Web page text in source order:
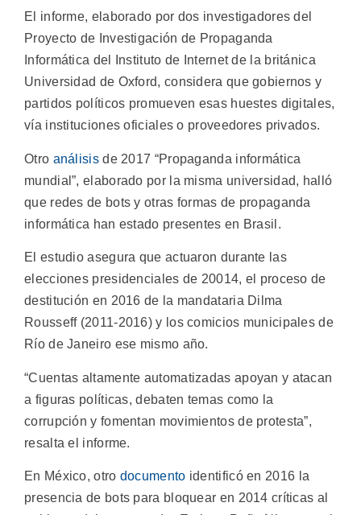
El informe, elaborado por dos investigadores del
Proyecto de Investigación de Propaganda
Informática del Instituto de Internet de la británica
Universidad de Oxford, considera que gobiernos y
partidos políticos promueven esas huestes digitales,
vía instituciones oficiales o proveedores privados.
Otro análisisde 2017 “Propaganda informática
mundial”, elaborado por la misma universidad, halló
que redes de bots y otras formas de propaganda
informática han estado presentes en Brasil.
El estudio asegura que actuaron durante las
elecciones presidenciales de 20014, el proceso de
destitución en 2016 de la mandataria Dilma
Rousseff (2011-2016) y los comicios municipales de
Río de Janeiro ese mismo año.
“Cuentas altamente automatizadas apoyan y atacan
a figuras políticas, debaten temas como la
corrupción y fomentan movimientos de protesta”,
resalta el informe.
En México, otro documento identificó en 2016 la
presencia de bots para bloquear en 2014 críticas al